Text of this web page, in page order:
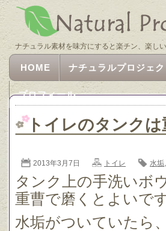
ナチュラル素材を味方にすると楽チン、楽し
HOME ナチュラルプロジェク
プロフィール
トイレのタンクは
2013年3月7日 トイレ 水垢,
タンク上の手洗いボ
重曹で磨くとよいです
水垢がついていたら